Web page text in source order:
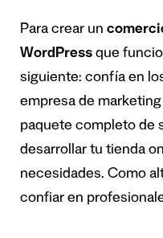
Para crear un
WordPress que
siguiente: confía en
empresa de
paquete completo de
desarrollar tu tienda
necesidades. Como
confiar en